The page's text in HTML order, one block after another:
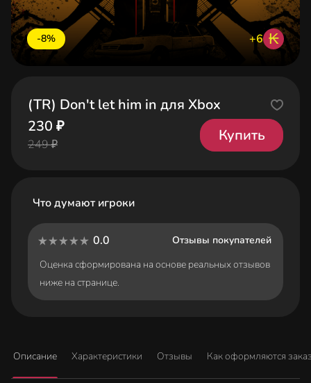
-8% +6 ₭
(TR) Don't let him in для Xbox
230 ₽
249 ₽
Купить
Что думают игроки
0.0
Отзывы покупателей
Оценка сформирована на основе реальных отзывов
ниже на странице.
Описание Характеристики Отзывы Как оформляются